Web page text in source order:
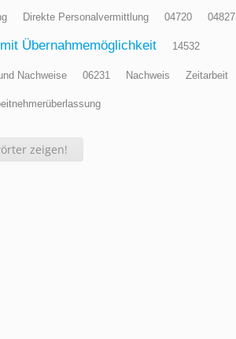
Direkte Personalvermittlung 04720 04827
Übernahmemöglichkeit 14532
Nachweise 06231 Nachweis Zeitarbeit
zeigen!